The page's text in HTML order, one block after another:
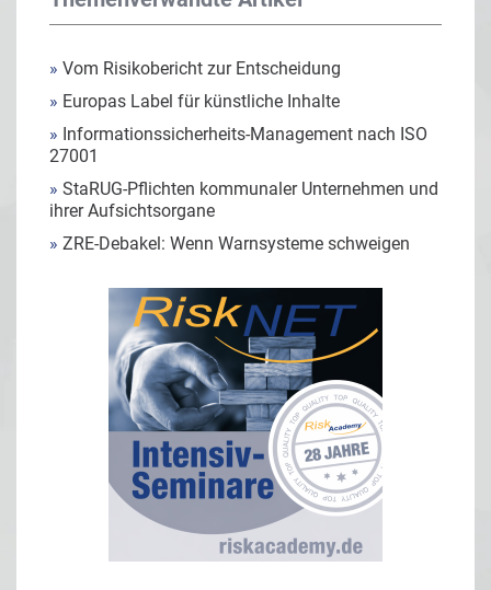
» Vom Risikobericht zur Entscheidung
» Europas Label für künstliche Inhalte
» Informationssicherheits-Management nach ISO
27001
» StaRUG-Pflichten kommunaler Unternehmen und
ihrer Aufsichtsorgane
» ZRE-Debakel: Wenn Warnsysteme schweigen